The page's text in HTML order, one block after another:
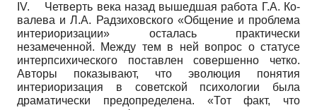
IV. Четверть века назад вышедшая работа Г.А. Ко­
валева и Л.А. Радзиховского «Общение и проблема
интериоризации» осталась практически
незамеченной. Между тем в ней вопрос о статусе
интерпсихиче­ского поставлен совершенно четко.
Авторы показывают, что эволюция понятия
интериоризация в советской психологии была
драматически предопределена. «Тот факт, что